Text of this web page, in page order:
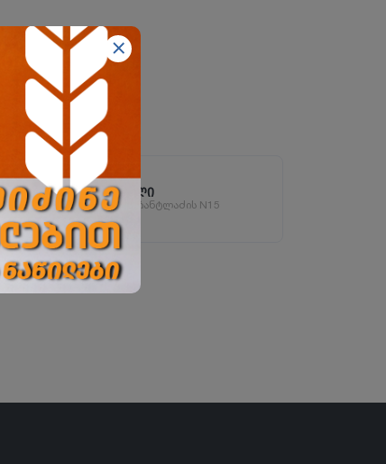
ორხევის ფილიალი
ორხევის დასახლება, ჩანტლაძის N15